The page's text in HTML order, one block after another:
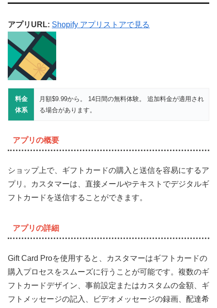
アプリURL: Shopify アプリストアで見る
料金
体系
月額$9.99から。 14日間の無料体験。 追加料金が適用され
る場合があります。
アプリの概要
ショップ上で、ギフトカードの購入と送信を容易にするア
プリ。カスタマーは、直接メールやテキストでデジタルギ
フトカードを送信することができます。
アプリの詳細
Gift Card Proを使用すると、カスタマーはギフトカードの
購入プロセスをスムーズに行うことが可能です。複数のギ
フトカードデザイン、事前設定またはカスタムの金額、ギ
フトメッセージの記入、ビデオメッセージの録画、配達希